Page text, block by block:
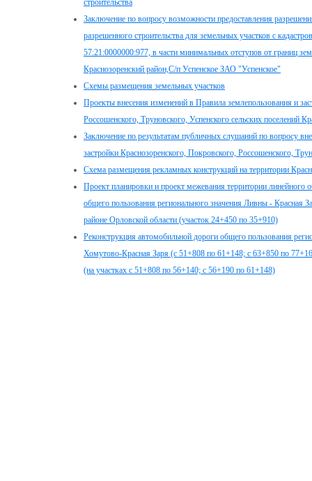
строительства
Заключение по вопросу возможности предоставления
разрешенного строительства для земельных участков с
57:21:0000000:977, в части минимальных отступов от границ
Краснозоренский район,С/п Успенское ЗАО "Успенское"
Схемы размещения земельных участков
Проекты внесения изменений в Правила землепользования и
Россошенского, Труновского, Успенского сельских поселений
Заключение по результатам публичных слушаний по вопросу
застройки Краснозоренского, Покровского, Россошенского,
Схема размещения рекламных конструкций на территории
Проект планировки и проект межевания территории линейного
общего пользования регионального значения Ливны - Красная
районе Орловской области (участок 24+450 по 35+910)
Реконструкция автомобильной дороги общего пользования
Хомутово-Красная Заря (с 51+808 по 61+148; с 63+850 по
(на участках с 51+808 по 56+140; с 56+190 по 61+148)